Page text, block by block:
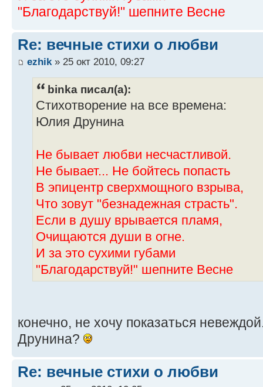
"Благодарствуй!" шепните Весне
Re: вечные стихи о любви
ezhik» 25 окт 2010, 09:27
binka писал(а):
Стихотворение на все времена:
Юлия Друнина
Не бывает любви несчастливой.
Не бывает... Не бойтесь попасть
В эпицентр сверхмощного взрыва,
Что зовут "безнадежная страсть".
Если в душу врывается пламя,
Очищаются души в огне.
И за это сухими губами
"Благодарствуй!" шепните Весне
конечно, не хочу показаться
Друнина?
Re: вечные стихи о любви